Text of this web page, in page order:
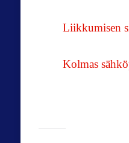
Liikkumisen
Kolmas